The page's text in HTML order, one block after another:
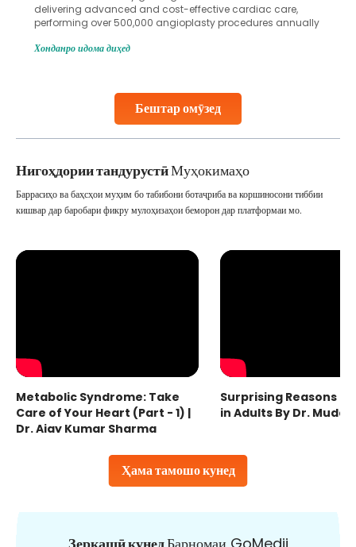
Бештар омӯзед
delivering advanced and cost-effective cardiac care,
performing over 500,000 angioplasty procedures annually
globe are searching for treatments like angioplasty and
Studies, such as one published
Хонданро идома диҳед
Нигоҳдории тандурустӣМуҳокимаҳо
Ҳама тамошо кунед
Баррасиҳо ва баҳсҳои муҳим бо табибони ботаҷриба ва коршиносони тиббии
кишвар дар баробари фикру мулоҳизаҳои беморон дар платформаи мо.
Metabolic Syndrome: Take
Care of Your Heart (Part - 1) |
Dr. Ajay Kumar Sharma
Surprising Reasons
in Adults By Dr.